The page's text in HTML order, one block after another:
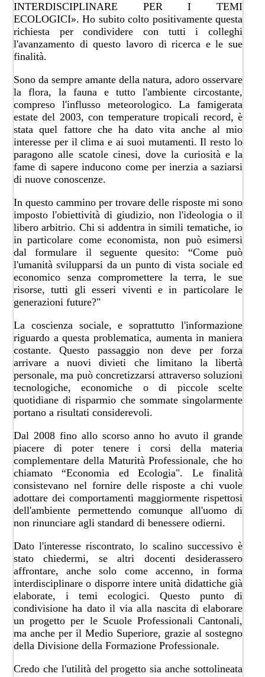
INTERDISCIPLINARE PER I TEMI
ECOLOGICI». Ho subito colto positivamente questa
richiesta per condividere con tutti i colleghi
l'avanzamento di questo lavoro di ricerca e le sue
finalità.
Sono da sempre amante della natura, adoro osservare
la flora, la fauna e tutto l'ambiente circostante,
compreso l'influsso meteorologico. La famigerata
estate del 2003, con temperature tropicali record, è
stata quel fattore che ha dato vita anche al mio
interesse per il clima e ai suoi mutamenti. Il resto lo
paragono alle scatole cinesi, dove la curiosità e la
fame di sapere inducono come per inerzia a saziarsi
di nuove conoscenze.
In questo cammino per trovare delle risposte mi sono
imposto l'obiettività di giudizio, non l'ideologia o il
libero arbitrio. Chi si addentra in simili tematiche, io
in particolare come economista, non può esimersi
dal formulare il seguente quesito: “Come può
l'umanità svilupparsi da un punto di vista sociale ed
economico senza compromettere la terra, le sue
risorse, tutti gli esseri viventi e in particolare le
generazioni future?"
La coscienza sociale, e soprattutto l'informazione
riguardo a questa problematica, aumenta in maniera
costante. Questo passaggio non deve per forza
arrivare a nuovi divieti che limitano la libertà
personale, ma può concretizzarsi attraverso soluzioni
tecnologiche, economiche o di piccole scelte
quotidiane di risparmio che sommate singolarmente
portano a risultati considerevoli.
Dal 2008 fino allo scorso anno ho avuto il grande
piacere di poter tenere i corsi della materia
complementare della Maturità Professionale, che ho
chiamato “Economia ed Ecologia". Le finalità
consistevano nel fornire delle risposte a chi vuole
adottare dei comportamenti maggiormente rispettosi
dell'ambiente permettendo comunque all'uomo di
non rinunciare agli standard di benessere odierni.
Dato l'interesse riscontrato, lo scalino successivo è
stato chiedermi, se altri docenti desiderassero
affrontare, anche solo come accenno, in forma
interdisciplinare o disporre intere unità didattiche già
elaborate, i temi ecologici. Questo punto di
condivisione ha dato il via alla nascita di elaborare
un progetto per le Scuole Professionali Cantonali,
ma anche per il Medio Superiore, grazie al sostegno
della Divisione della Formazione Professionale.
Credo che l'utilità del progetto sia anche sottolineata